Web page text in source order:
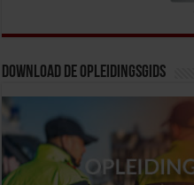
Download de opleidingsgids